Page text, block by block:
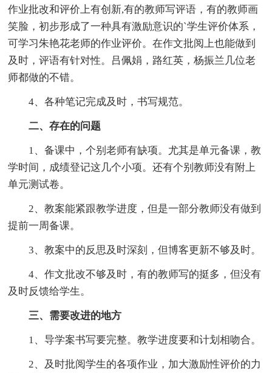
作业批改和评价上有创新,有的教师写评语，有的教师画
笑脸，初步形成了一种具有激励意识的`学生评价体系，
可学习朱艳花老师的作业评价。在作文批阅上也能做到
及时，评语有针对性。吕佩娟，路红英，杨振兰几位老
师都做的不错。
4、各种笔记完成及时，书写规范。
二、存在的问题
1、备课中，个别老师有缺项。尤其是单元备课，教
学时间，成绩登记这几个小项。还有个别教师没有附上
单元测试卷。
2、教案能紧跟教学进度，但是一部分教师没有做到
提前一周备课。
3、教案中的反思及时深刻，但博客更新不够及时。
4、作文批改不够及时，有的教师写的挺多，但没有
及时反馈给学生。
三、需要改进的地方
1、导学案书写要完整。教学进度要和计划相吻合。
2、及时批阅学生的各项作业，加大激励性评价的力